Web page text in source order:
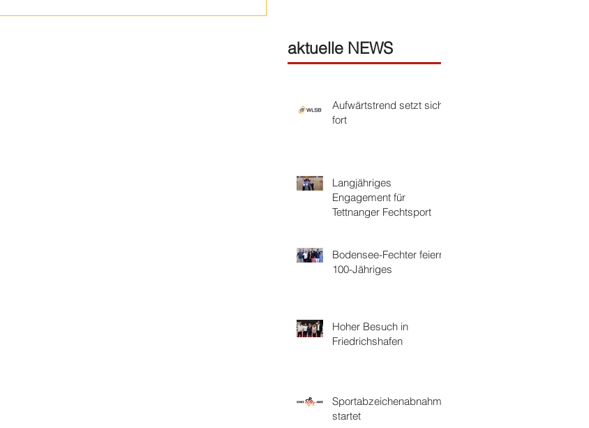
aktuelle NEWS
Aufwärtstrend setzt sich
fort
Langjähriges
Engagement für
Tettnanger Fechtsport
Bodensee-Fechter feiern
100-Jähriges
Hoher Besuch in
Friedrichshafen
Sportabzeichenabnahme
startet